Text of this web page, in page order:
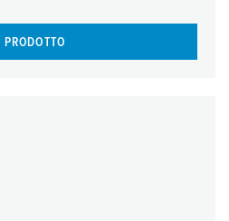
PRODOTTO